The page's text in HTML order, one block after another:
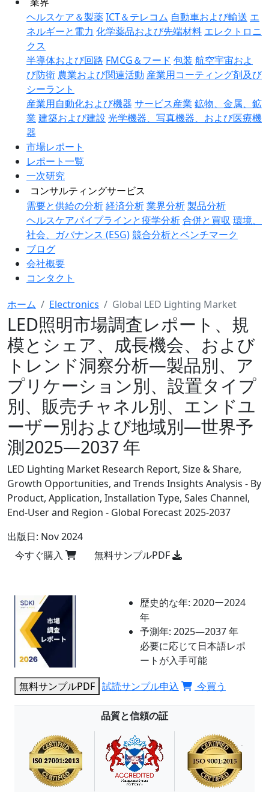
ヘルスケア＆製薬ICT＆テレコム 自動車および輸送 エ
ネルギーと電力 化学薬品および先端材料 エレクトロニ
クス
半導体および回路 FMCG＆フード 包装 航空宇宙およ
び防衛 農業および関連活動 産業用コーティング剤及び
シーラント
産業用自動化および機器 サービス産業 鉱物、金属、鉱
業 建築および建設 光学機器、写真機器、および医療機
器
市場レポート
レポート一覧
一次研究
コンサルティングサービス
需要と供給の分析経済分析業界分析製品分析
ヘルスケアパイプラインと疫学分析合併と買収 環境、
社会、ガバナンス (ESG)競合分析とベンチマーク
ブログ
会社概要
コンタクト
ホーム Electronics Global LED Lighting Market
LED照明市場調査レポート、規
模とシェア、成長機会、および
トレンド洞察分析―製品別、ア
プリケーション別、設置タイプ
別、販売チャネル別、エンドユ
ーザー別および地域別―世界予
測2025―2037 年
LED Lighting Market Research Report, Size & Share,
Growth Opportunities, and Trends Insights Analysis - By
Product, Application, Installation Type, Sales Channel,
End-User and Region - Global Forecast 2025-2037
出版日: Nov 2024
今すぐ購入
無料サンプルPDF
歴史的な年: 2020ー2024
年
予測年: 2025―2037 年
必要に応じて日本語レポ
ートが入手可能
無料サンプルPDF 試読サンプル申込 今買う
品質と信頼の証